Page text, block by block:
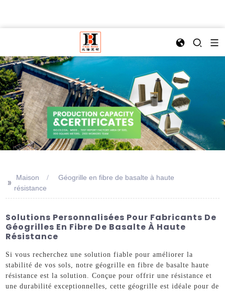
>> Maison
Géogrille en fibre de basalte à haute
résistance
Solutions Personnalisées Pour Fabricants De
Géogrilles En Fibre De Basalte À Haute
Résistance
Si vous recherchez une solution fiable pour améliorer la
stabilité de vos sols, notre géogrille en fibre de basalte haute
résistance est la solution. Conçue pour offrir une résistance et
une durabilité exceptionnelles, cette géogrille est idéale pour de